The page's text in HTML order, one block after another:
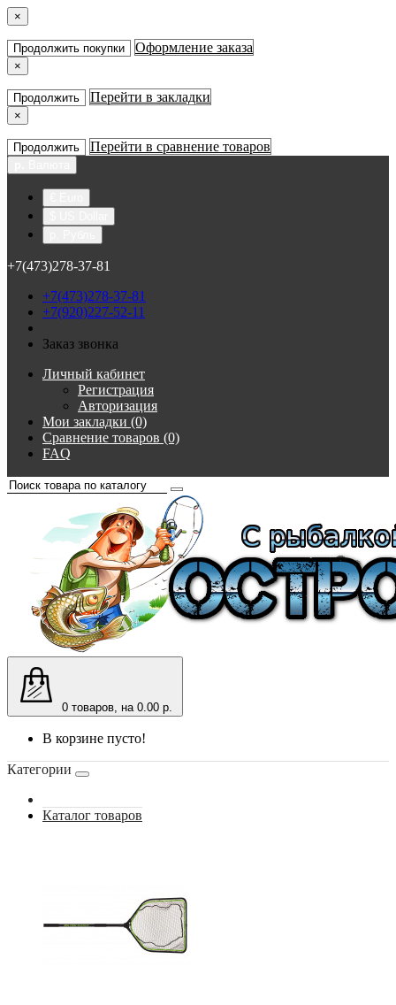
×
Продолжить покупки Оформление заказа
×
Продолжить Перейти в закладки
×
Продолжить Перейти в сравнение товаров
+7(473)278-37-81
+7(473)278-37-81
+7(920)227-52-11
Заказ звонка
Личный кабинет
Регистрация
Авторизация
Мои закладки (0)
Сравнение товаров (0)
FAQ
0 товаров, на 0.00 р.
В корзине пусто!
Категории
Каталог товаров